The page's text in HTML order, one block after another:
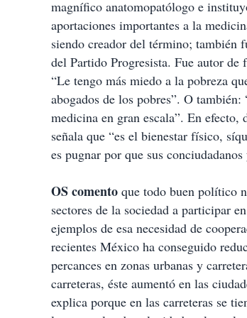
magnífico anatomopatólogo e
aportaciones importantes a la
siendo creador del término; también
del Partido Progresista. Fue autor de
“Le tengo más miedo a la pobreza
abogados de los pobres”. O
medicina en gran escala”. En
señala que “es el bienestar físico,
es pugnar por que sus
OS comento que todo buen político
sectores de la sociedad a participar
ejemplos de esa necesidad de
recientes México ha conseguido
percances en zonas urbanas y
carreteras, éste aumentó en las
explica porque en las carreteras se